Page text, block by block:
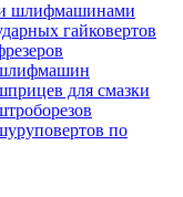
шлифмашинами
гайковертов
для смазки
по